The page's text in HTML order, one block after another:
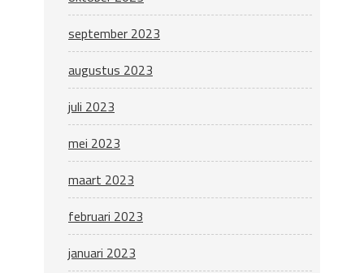
september 2023
augustus 2023
juli 2023
mei 2023
maart 2023
februari 2023
januari 2023